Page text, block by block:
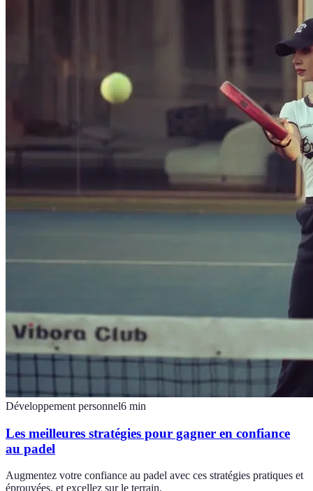
Développement personnel6 min
Les meilleures stratégies pour gagner en confiance
au padel
Augmentez votre confiance au padel avec ces stratégies pratiques et
éprouvées, et excellez sur le terrain.